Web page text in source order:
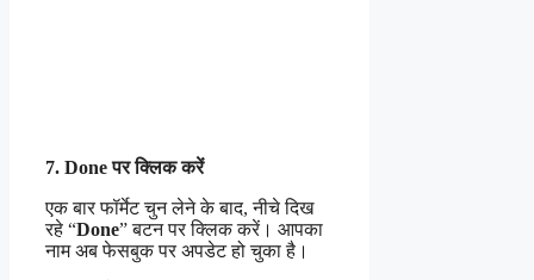
7. Done पर क्लिक करें
एक बार फॉर्मेट चुन लेने के बाद, नीचे दिख
रहे “Done” बटन पर क्लिक करें। आपका
नाम अब फेसबुक पर अपडेट हो चुका है।